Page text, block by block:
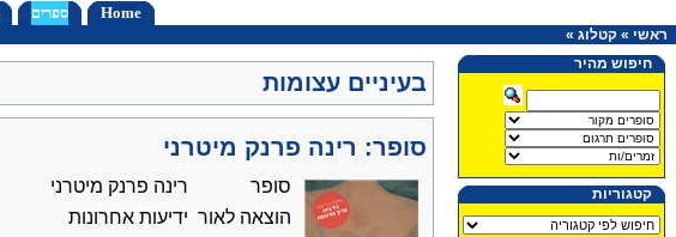
Home ספרים
ראשי » קטלוג »
חיפוש מהיר
קטגוריות
בעיניים עצומות
סופר: רינה פרנק מיטרני
סופר
רינה פרנק מיטרני
הוצאה לאור ידיעות אחרונות